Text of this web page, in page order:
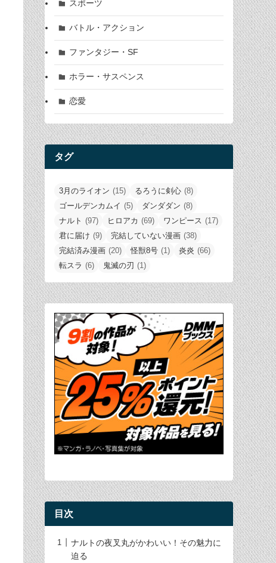
スポーツ
バトル・アクション
ファンタジー・SF
ホラー・サスペンス
恋愛
タグ
3月のライオン (15) るろうに剣心 (8)
ゴールデンカムイ (5) ダンダダン (8)
ナルト (97) ヒロアカ (69) ワンピース (17)
君に届け (9) 完結していない漫画 (38)
完結済み漫画 (20) 怪獣8号 (1) 炎炎 (66)
転スラ (6) 鬼滅の刃 (1)
目次
ナルトの夜叉丸がかわいい！その魅力に
迫る